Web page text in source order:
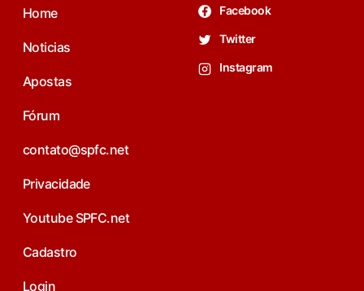
Home
Noticias
Apostas
Fórum
contato@spfc.net
Privacidade
Youtube SPFC.net
Cadastro
Login
Facebook
Twitter
Instagram